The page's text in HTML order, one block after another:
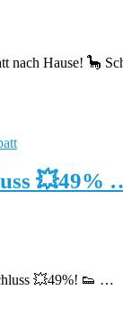
nach Hause! 🦕
💥49%
💥49%! 👟 …